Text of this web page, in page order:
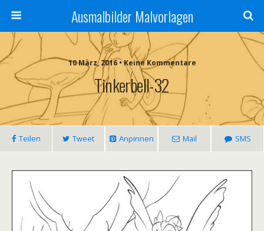
Ausmalbilder Malvorlagen
10 März, 2016 • Keine Kommentare
Tinkerbell-32
Teilen Tweet Anpinnen Mail SMS